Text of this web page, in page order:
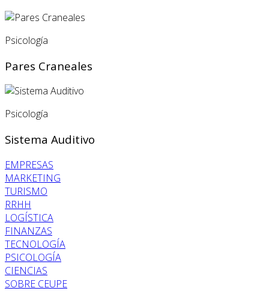
Psicología
Pares Craneales
Psicología
Sistema Auditivo
EMPRESAS
MARKETING
TURISMO
RRHH
LOGÍSTICA
FINANZAS
TECNOLOGÍA
PSICOLOGÍA
CIENCIAS
SOBRE CEUPE